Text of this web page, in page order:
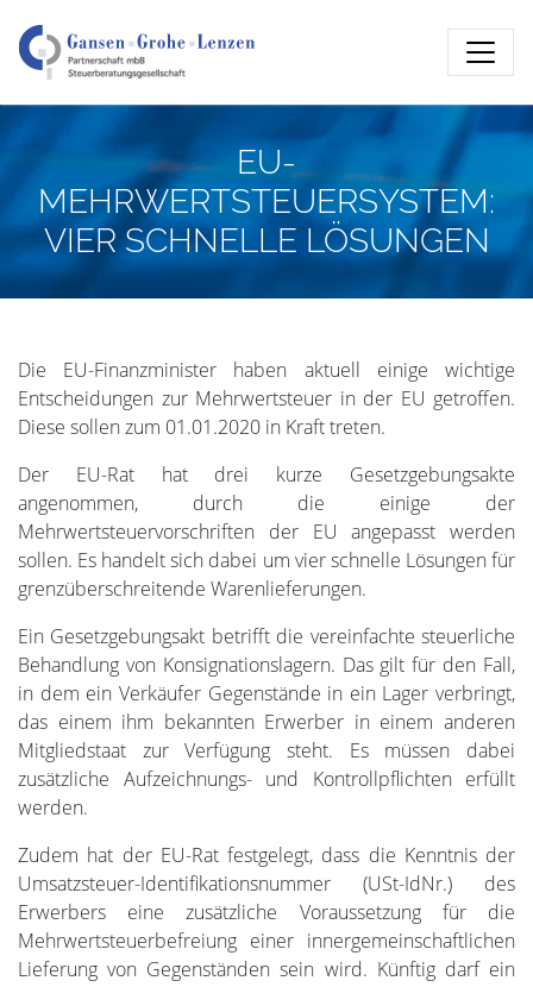
EU-
MEHRWERTSTEUERSYSTEM:
VIER SCHNELLE LÖSUNGEN
Die EU-Finanzminister haben aktuell einige wichtige
Entscheidungen zur Mehrwertsteuer in der EU getroffen.
Diese sollen zum 01.01.2020 in Kraft treten.
Der EU-Rat hat drei kurze Gesetzgebungsakte
angenommen, durch die einige der
Mehrwertsteuervorschriften der EU angepasst werden
sollen. Es handelt sich dabei um vier schnelle Lösungen für
grenzüberschreitende Warenlieferungen.
Ein Gesetzgebungsakt betrifft die vereinfachte steuerliche
Behandlung von Konsignationslagern. Das gilt für den Fall,
in dem ein Verkäufer Gegenstände in ein Lager verbringt,
das einem ihm bekannten Erwerber in einem anderen
Mitgliedstaat zur Verfügung steht. Es müssen dabei
zusätzliche Aufzeichnungs- und Kontrollpflichten erfüllt
werden.
Zudem hat der EU-Rat festgelegt, dass die Kenntnis der
Umsatzsteuer-Identifikationsnummer (USt-IdNr.) des
Erwerbers eine zusätzliche Voraussetzung für die
Mehrwertsteuerbefreiung einer innergemeinschaftlichen
Lieferung von Gegenständen sein wird. Künftig darf ein